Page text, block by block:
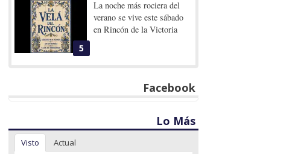
5
La noche más rociera del
verano se vive este sábado
en Rincón de la Victoria
Facebook
Lo Más
Visto Actual